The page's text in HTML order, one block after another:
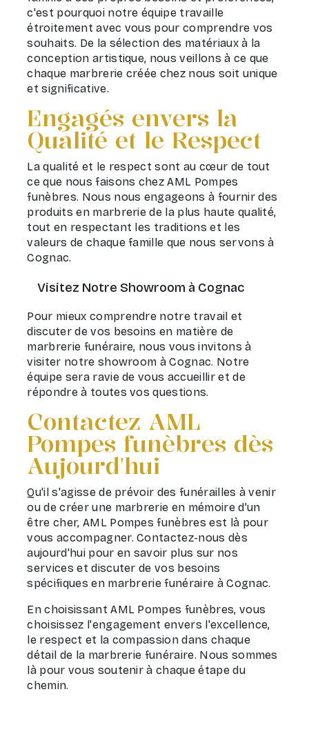
c'est pourquoi notre équipe travaille
étroitement avec vous pour comprendre vos
souhaits. De la sélection des matériaux à la
conception artistique, nous veillons à ce que
chaque marbrerie créée chez nous soit unique
et significative.
Engagés envers la
Qualité et le Respect
La qualité et le respect sont au cœur de tout
ce que nous faisons chez AML Pompes
funèbres. Nous nous engageons à fournir des
produits en marbrerie de la plus haute qualité,
tout en respectant les traditions et les
valeurs de chaque famille que nous servons à
Cognac.
Visitez Notre Showroom à Cognac
Pour mieux comprendre notre travail et
discuter de vos besoins en matière de
marbrerie funéraire, nous vous invitons à
visiter notre showroom à Cognac. Notre
équipe sera ravie de vous accueillir et de
répondre à toutes vos questions.
Contactez AML
Pompes funèbres dès
Aujourd'hui
Qu'il s'agisse de prévoir des funérailles à venir
ou de créer une marbrerie en mémoire d'un
être cher, AML Pompes funèbres est là pour
vous accompagner. Contactez-nous dès
aujourd'hui pour en savoir plus sur nos
services et discuter de vos besoins
spécifiques en marbrerie funéraire à Cognac.
En choisissant AML Pompes funèbres, vous
choisissez l'engagement envers l'excellence,
le respect et la compassion dans chaque
détail de la marbrerie funéraire. Nous sommes
là pour vous soutenir à chaque étape du
chemin.